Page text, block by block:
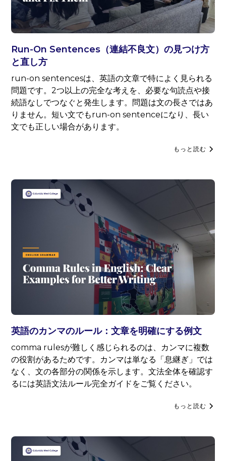
Run-On Sentences（連結不良文）の見つけ方
と直し方
run-on sentencesは、英語の文章で特によく見られる
問題です。2つ以上の完全な考えを、必要な句読点や接
続語なしでつなぐと発生します。問題は文の長さではあ
りません。短い文でもrun-on sentenceになり、長い
文でも正しい場合があります。
もっと読む
英語のカンマのルール：文章を明確にする例文
comma rulesが難しく感じられるのは、カンマに複数
の役割があるためです。カンマは単なる「息継ぎ」では
なく、文の各部分の関係を示します。文法全体を確認す
るには英語文法ルール完全ガイドをご覧ください。
もっと読む